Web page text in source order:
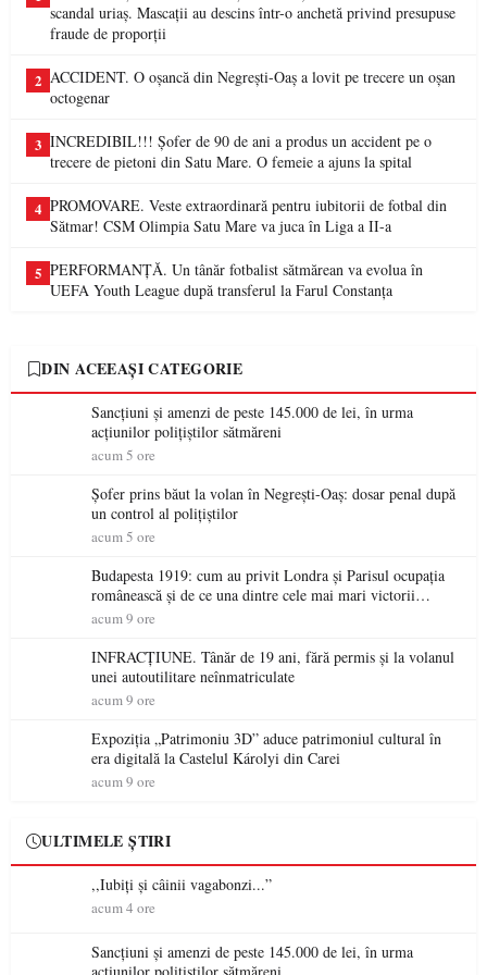
scandal uriaș. Mascații au descins într-o anchetă privind presupuse
fraude de proporții
2 ACCIDENT. O oșancă din Negrești-Oaș a lovit pe trecere un oșan
octogenar
3 INCREDIBIL!!! Șofer de 90 de ani a produs un accident pe o
trecere de pietoni din Satu Mare. O femeie a ajuns la spital
4 PROMOVARE. Veste extraordinară pentru iubitorii de fotbal din
Sătmar! CSM Olimpia Satu Mare va juca în Liga a II-a
5 PERFORMANȚĂ. Un tânăr fotbalist sătmărean va evolua în
UEFA Youth League după transferul la Farul Constanța
DIN ACEEAȘI CATEGORIE
Sancțiuni și amenzi de peste 145.000 de lei, în urma
acțiunilor polițiștilor sătmăreni
acum 5 ore
Șofer prins băut la volan în Negrești-Oaș: dosar penal după
un control al polițiștilor
acum 5 ore
Budapesta 1919: cum au privit Londra și Parisul ocupația
românească și de ce una dintre cele mai mari victorii
militare ale României a devenit o controversă diplomatică
acum 9 ore
INFRACȚIUNE. Tânăr de 19 ani, fără permis și la volanul
unei autoutilitare neînmatriculate
acum 9 ore
Expoziția „Patrimoniu 3D” aduce patrimoniul cultural în
era digitală la Castelul Károlyi din Carei
acum 9 ore
ULTIMELE ȘTIRI
,,Iubiți și câinii vagabonzi...”
acum 4 ore
Sancțiuni și amenzi de peste 145.000 de lei, în urma